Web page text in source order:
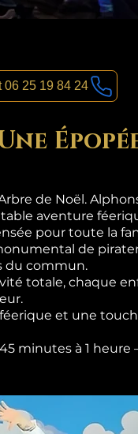
06 25 19 84 24
de Noël.
aventure
pour toute la
de
du commun.
totale, chaque
et une
45 minutes à 1